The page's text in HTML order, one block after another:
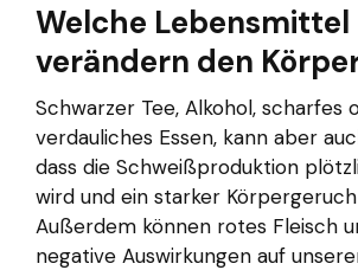
Welche Lebensmittel
verändern den
Schwarzer Tee, Alkohol, scharfes
verdauliches Essen, kann aber
dass die Schweißproduktion
wird und ein starker
Außerdem können rotes Fleisch
negative Auswirkungen auf